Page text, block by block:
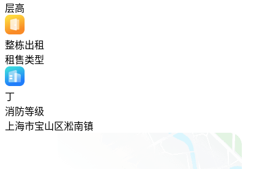
层高
整栋出租
租售类型
丁
消防等级
上海市宝山区淞南镇